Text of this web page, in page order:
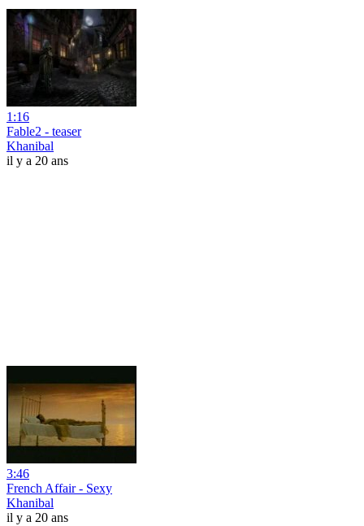
1:16
Fable2 - teaser
Khanibal
il y a 20 ans
3:46
French Affair - Sexy
Khanibal
il y a 20 ans